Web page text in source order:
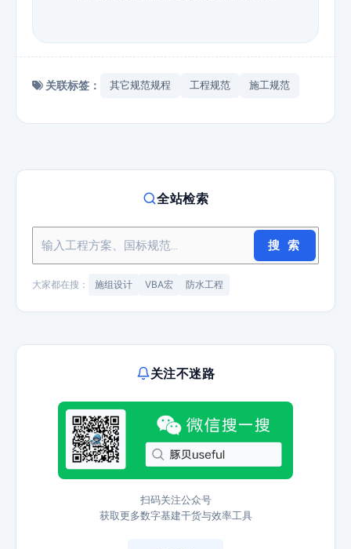
关联标签： 其它规范规程 工程规范 施工规范
全站检索
搜 索
大家都在搜： 施组设计 VBA宏 防水工程
关注不迷路
扫码关注公众号
获取更多数字基建干货与效率工具